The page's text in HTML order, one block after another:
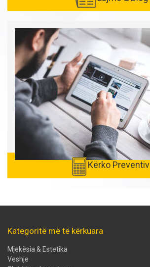
Kërko Preventiv
Kategoritë më të kërkuara
Mjekësia & Estetika
Veshje